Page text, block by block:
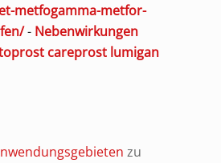
metfogamma-metfor-
- Nebenwirkungen
careprost lumigan
zu